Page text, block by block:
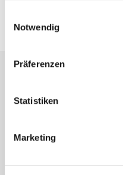
Notwendig
Präferenzen
Statistiken
Marketing
BIM-Portal
Kataloge